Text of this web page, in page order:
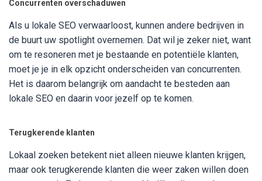
Concurrenten overschaduwen
Als u lokale SEO verwaarloost, kunnen andere bedrijven in
de buurt uw spotlight overnemen. Dat wil je zeker niet, want
om te resoneren met je bestaande en potentiële klanten,
moet je je in elk opzicht onderscheiden van concurrenten.
Het is daarom belangrijk om aandacht te besteden aan
lokale SEO en daarin voor jezelf op te komen.
Terugkerende klanten
Lokaal zoeken betekent niet alleen nieuwe klanten krijgen,
maar ook terugkerende klanten die weer zaken willen doen